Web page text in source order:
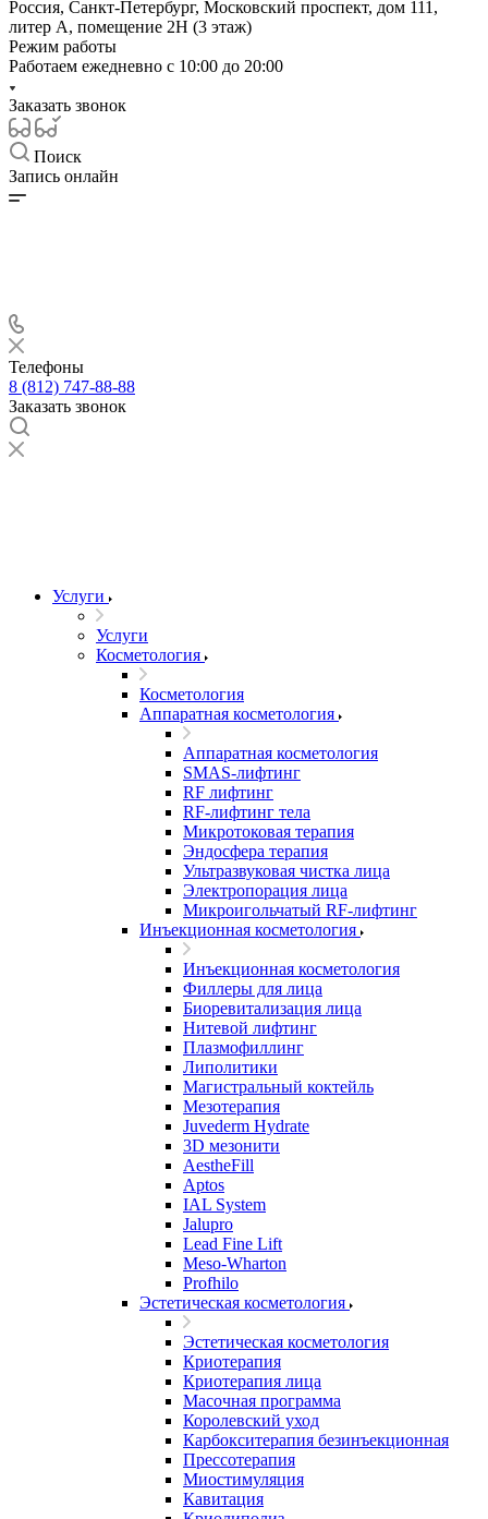
Россия, Санкт-Петербург, Московский проспект, дом 111,
литер А, помещение 2Н (3 этаж)
Режим работы
Работаем ежедневно с 10:00 до 20:00
Заказать звонок
Поиск
Запись онлайн
Телефоны
8 (812) 747-88-88
Заказать звонок
Услуги
Услуги
Косметология
Косметология
Аппаратная косметология
Аппаратная косметология
SMAS-лифтинг
RF лифтинг
RF-лифтинг тела
Микротоковая терапия
Эндосфера терапия
Ультразвуковая чистка лица
Электропорация лица
Микроигольчатый RF-лифтинг
Инъекционная косметология
Инъекционная косметология
Филлеры для лица
Биоревитализация лица
Нитевой лифтинг
Плазмофиллинг
Липолитики
Магистральный коктейль
Мезотерапия
Juvederm Hydrate
3D мезонити
AestheFill
Aptos
IAL System
Jalupro
Lead Fine Lift
Meso-Wharton
Profhilo
Эстетическая косметология
Эстетическая косметология
Криотерапия
Криотерапия лица
Масочная программа
Королевский уход
Карбокситерапия безинъекционная
Прессотерапия
Миостимуляция
Кавитация